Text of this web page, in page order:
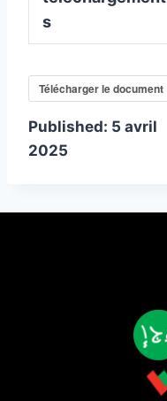
s
Télécharger le document
Published: 5 avril
2025